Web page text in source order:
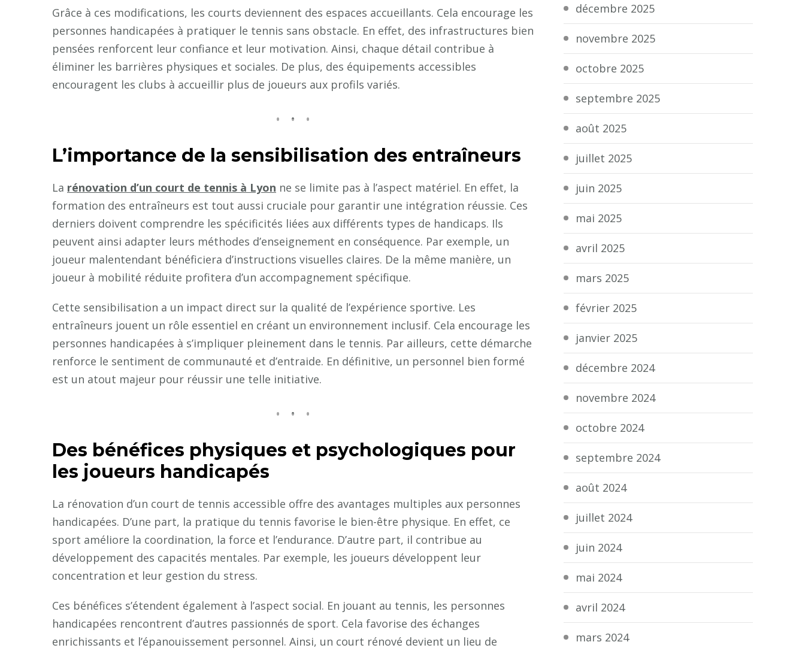
Grâce à ces modifications, les courts deviennent des espaces accueillants. Cela encourage les
personnes handicapées à pratiquer le tennis sans obstacle. En effet, des infrastructures bien
pensées renforcent leur confiance et leur motivation. Ainsi, chaque détail contribue à
éliminer les barrières physiques et sociales. De plus, des équipements accessibles
encouragent les clubs à accueillir plus de joueurs aux profils variés.
L’importance de la sensibilisation des entraîneurs
La rénovation d’un court de tennis à Lyon ne se limite pas à l’aspect matériel. En effet, la
formation des entraîneurs est tout aussi cruciale pour garantir une intégration réussie. Ces
derniers doivent comprendre les spécificités liées aux différents types de handicaps. Ils
peuvent ainsi adapter leurs méthodes d’enseignement en conséquence. Par exemple, un
joueur malentendant bénéficiera d’instructions visuelles claires. De la même manière, un
joueur à mobilité réduite profitera d’un accompagnement spécifique.
Cette sensibilisation a un impact direct sur la qualité de l’expérience sportive. Les
entraîneurs jouent un rôle essentiel en créant un environnement inclusif. Cela encourage les
personnes handicapées à s’impliquer pleinement dans le tennis. Par ailleurs, cette démarche
renforce le sentiment de communauté et d’entraide. En définitive, un personnel bien formé
est un atout majeur pour réussir une telle initiative.
Des bénéfices physiques et psychologiques pour
les joueurs handicapés
La rénovation d’un court de tennis accessible offre des avantages multiples aux personnes
handicapées. D’une part, la pratique du tennis favorise le bien-être physique. En effet, ce
sport améliore la coordination, la force et l’endurance. D’autre part, il contribue au
développement des capacités mentales. Par exemple, les joueurs développent leur
concentration et leur gestion du stress.
Ces bénéfices s’étendent également à l’aspect social. En jouant au tennis, les personnes
handicapées rencontrent d’autres passionnés de sport. Cela favorise des échanges
enrichissants et l’épanouissement personnel. Ainsi, un court rénové devient un lieu de
décembre 2025
novembre 2025
octobre 2025
septembre 2025
août 2025
juillet 2025
juin 2025
mai 2025
avril 2025
mars 2025
février 2025
janvier 2025
décembre 2024
novembre 2024
octobre 2024
septembre 2024
août 2024
juillet 2024
juin 2024
mai 2024
avril 2024
mars 2024